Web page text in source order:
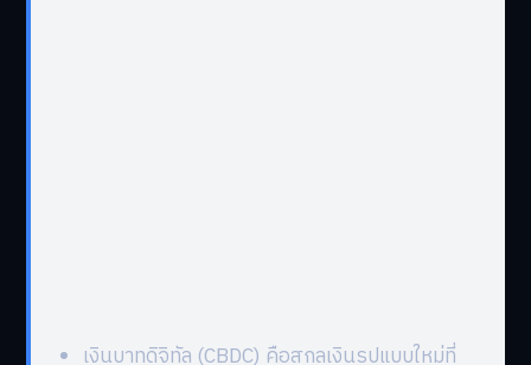
เงินบาทดิจิทัล (CBDC) คือสกุลเงินรูปแบบใหม่ที่